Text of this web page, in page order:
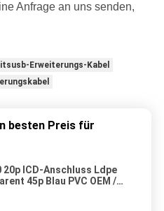
Anfrage an uns senden,
Erweiterungs-Kabel
besten Preis für
20p ICD-Anschluss Ldpe
45p Blau PVC OEM /